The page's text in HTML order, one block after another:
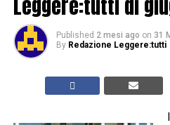
Leggere:tutti di
Published 2 mesi ago on 31
By Redazione Leggere:tutti